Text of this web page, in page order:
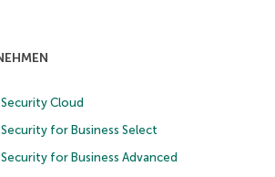
Cloud
for Business Select
for Business Advanced